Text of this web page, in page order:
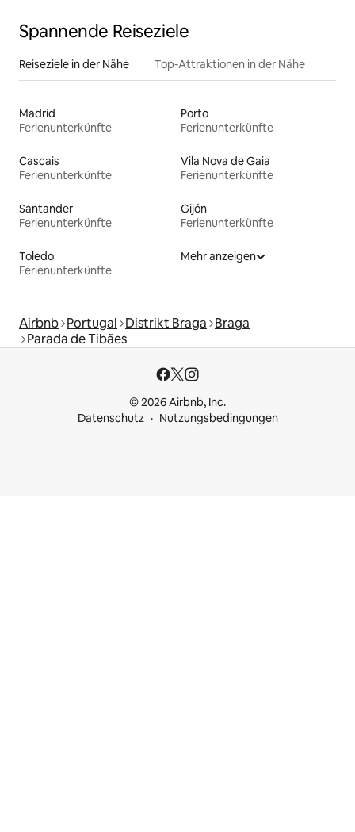
Spannende Reiseziele
Reiseziele in der Nähe Top-Attraktionen in der Nähe
Madrid
Ferienunterkünfte
Porto
Ferienunterkünfte
Cascais
Ferienunterkünfte
Vila Nova de Gaia
Ferienunterkünfte
Santander
Ferienunterkünfte
Gijón
Ferienunterkünfte
Toledo
Ferienunterkünfte
Mehr anzeigen
Airbnb Portugal Distrikt Braga Braga
Parada de Tibães
© 2026 Airbnb, Inc.
Datenschutz
Nutzungsbedingungen